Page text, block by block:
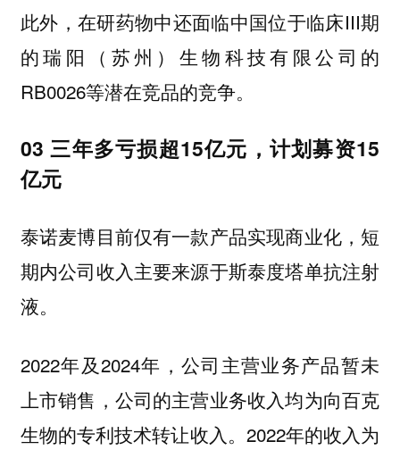
此外，在研药物中还面临中国位于临床III期
的瑞阳（苏州）生物科技有限公司的
RB0026等潜在竞品的竞争。
03 三年多亏损超15亿元，计划募资15
亿元
泰诺麦博目前仅有一款产品实现商业化，短
期内公司收入主要来源于斯泰度塔单抗注射
液。
2022年及2024年，公司主营业务产品暂未
上市销售，公司的主营业务收入均为向百克
生物的专利技术转让收入。2022年的收入为